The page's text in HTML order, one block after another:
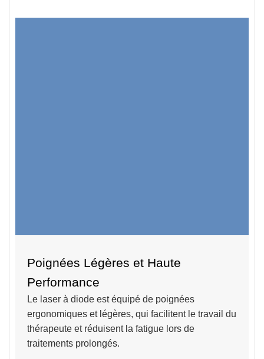
Poignées Légères et Haute
Performance
Le laser à diode est équipé de poignées
ergonomiques et légères, qui facilitent le travail du
thérapeute et réduisent la fatigue lors de
traitements prolongés.